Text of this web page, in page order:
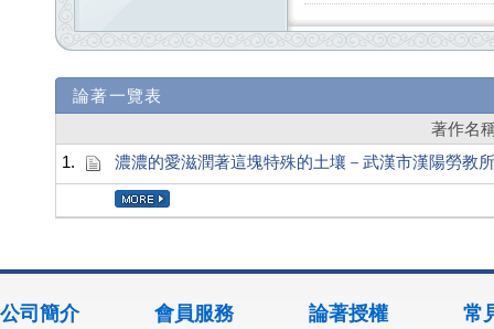
論著一覽表
著作名
1.
濃濃的愛滋潤著這塊特殊的土壤－武漢市漢陽勞教
公司簡介 會員服務 論著授權 常